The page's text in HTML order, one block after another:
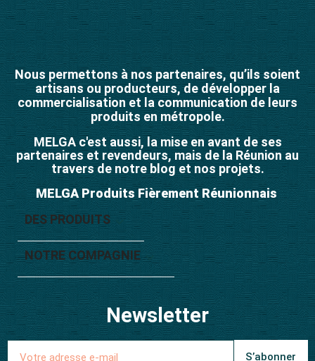
DES PRODUITS
NOTRE COMPAGNIE
Nous permettons à nos partenaires, qu’ils soient
artisans ou producteurs, de développer la
commercialisation et la communication de leurs
produits en métropole.
MELGA c'est aussi, la mise en avant de ses
partenaires et revendeurs, mais de la Réunion au
travers de notre blog et nos projets.
MELGA Produits Fièrement Réunionnais
Newsletter
S’abonner